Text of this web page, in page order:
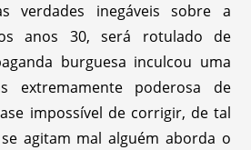
verdades inegáveis sobre a
anos 30, será rotulado de
burguesa inculcou uma
extremamente poderosa de
impossível de corrigir, de tal
agitam mal alguém aborda o